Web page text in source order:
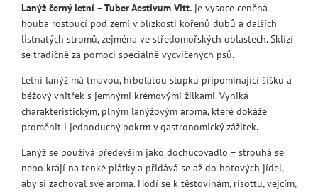
Lanýž černý letní – Tuber Aestivum Vitt. je vysoce ceněná
houba rostoucí pod zemí v blízkosti kořenů dubů a dalších
listnatých stromů, zejména ve středomořských oblastech. Sklízí
se tradičně za pomoci speciálně vycvičených psů.
Letní lanýž má tmavou, hrbolatou slupku připomínající šišku a
béžový vnitřek s jemnými krémovými žilkami. Vyniká
charakteristickým, plným lanýžovým aroma, které dokáže
proměnit i jednoduchý pokrm v gastronomický zážitek.
Lanýž se používá především jako dochucovadlo – strouhá se
nebo krájí na tenké plátky a přidává se až do hotových jídel,
aby si zachoval své aroma. Hodí se k těstovinám, risottu, vejcím,